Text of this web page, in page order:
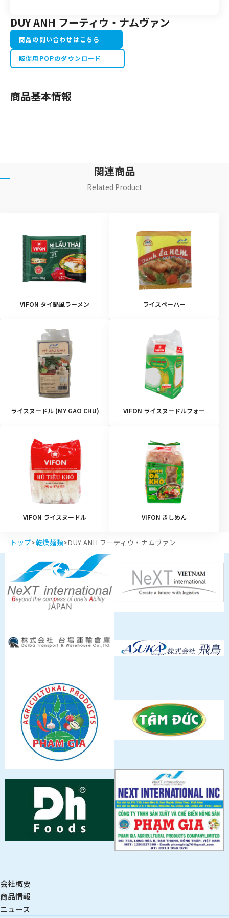
DUY ANH フーティウ・ナムヴァン
商品の問い合わせはこちら
販促用POPのダウンロード
商品基本情報
関連商品
Related Product
VIFON タイ鍋風ラーメン ライスペーパー
ライスヌードル (MY GAO CHU) VIFON ライスヌードルフォー
VIFON ライスヌードル VIFON きしめん
トップ>乾燥麺類>DUY ANH フーティウ・ナムヴァン
会社概要
商品情報
ニュース